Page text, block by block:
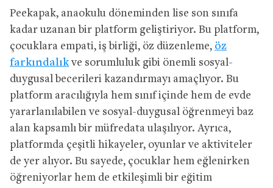
Peekapak, anaokulu döneminden lise son sınıfa
kadar uzanan bir platform geliştiriyor. Bu platform,
çocuklara empati, iş birliği, öz düzenleme, öz
farkındalıkve sorumluluk gibi önemli sosyal-
duygusal becerileri kazandırmayı amaçlıyor. Bu
platform aracılığıyla hem sınıf içinde hem de evde
yararlanılabilen ve sosyal-duygusal öğrenmeyi baz
alan kapsamlı bir müfredata ulaşılıyor. Ayrıca,
platformda çeşitli hikayeler, oyunlar ve aktiviteler
de yer alıyor. Bu sayede, çocuklar hem eğlenirken
öğreniyorlar hem de etkileşimli bir eğitim